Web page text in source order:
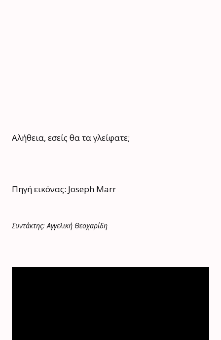
Αλήθεια, εσείς θα τα γλείφατε;
Πηγή εικόνας: Joseph Marr
Συντάκτης: Αγγελική Θεοχαρίδη